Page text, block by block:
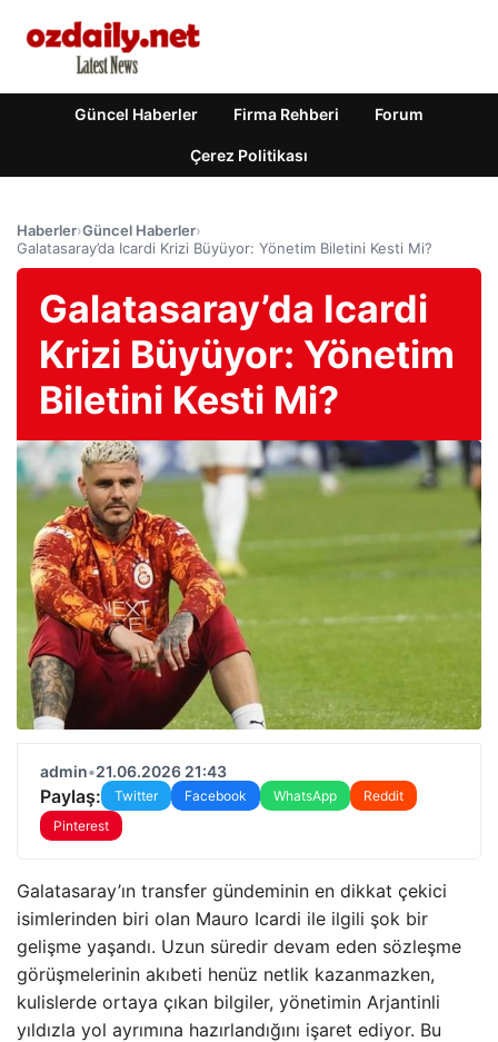
Güncel Haberler Firma Rehberi Forum
Çerez Politikası
Haberler›Güncel Haberler›
Galatasaray’da Icardi Krizi Büyüyor: Yönetim Biletini Kesti Mi?
Galatasaray’da Icardi
Krizi Büyüyor: Yönetim
Biletini Kesti Mi?
admin•21.06.2026 21:43
Paylaş: Twitter Facebook WhatsApp
Reddit
Pinterest
Galatasaray’ın transfer gündeminin en dikkat çekici
isimlerinden biri olan Mauro Icardi ile ilgili şok bir
gelişme yaşandı. Uzun süredir devam eden sözleşme
görüşmelerinin akıbeti henüz netlik kazanmazken,
kulislerde ortaya çıkan bilgiler, yönetimin Arjantinli
yıldızla yol ayrımına hazırlandığını işaret ediyor. Bu